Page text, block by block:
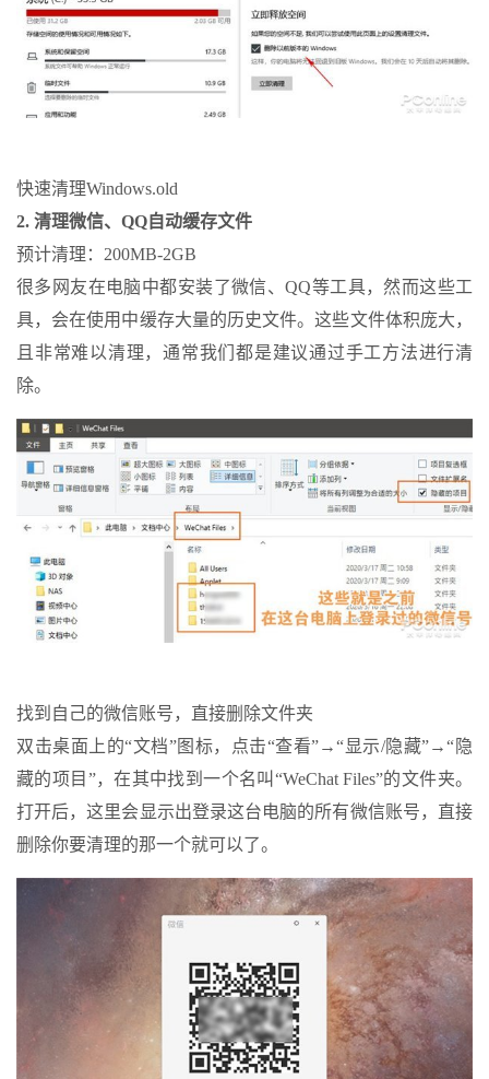
快速清理Windows.old
2. 清理微信、QQ自动缓存文件
预计清理：200MB-2GB
很多网友在电脑中都安装了微信、QQ等工具，然而这些工
具，会在使用中缓存大量的历史文件。这些文件体积庞大，
且非常难以清理，通常我们都是建议通过手工方法进行清
除。
找到自己的微信账号，直接删除文件夹
双击桌面上的“文档”图标，点击“查看”→“显示/隐藏”→“隐
藏的项目”，在其中找到一个名叫“WeChat Files”的文件夹。
打开后，这里会显示出登录这台电脑的所有微信账号，直接
删除你要清理的那一个就可以了。